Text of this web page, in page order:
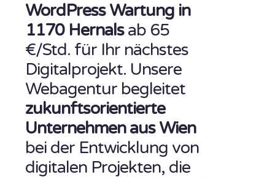
WordPress Wartung in
1170 Hernalsab 65
€/Std. für Ihr nächstes
Digitalprojekt. Unsere
Webagentur begleitet
zukunftsorientierte
Unternehmen aus Wien
bei der Entwicklung von
digitalen Projekten, die